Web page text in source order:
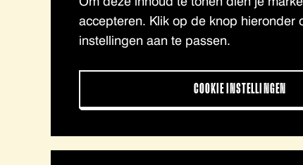
accepteren. Klik op de knop hieronder
instellingen aan te passen.
COOKIE INSTELLINGEN